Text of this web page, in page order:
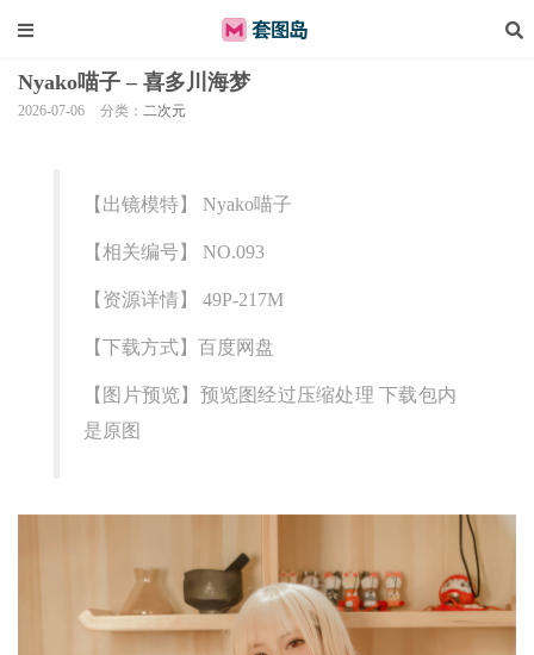
Nyako喵子 – 喜多川海梦
2026-07-06 分类： 二次元
【出镜模特】 Nyako喵子
【相关编号】 NO.093
【资源详情】 49P-217M
【下载方式】百度网盘
【图片预览】预览图经过压缩处理 下载包内
是原图